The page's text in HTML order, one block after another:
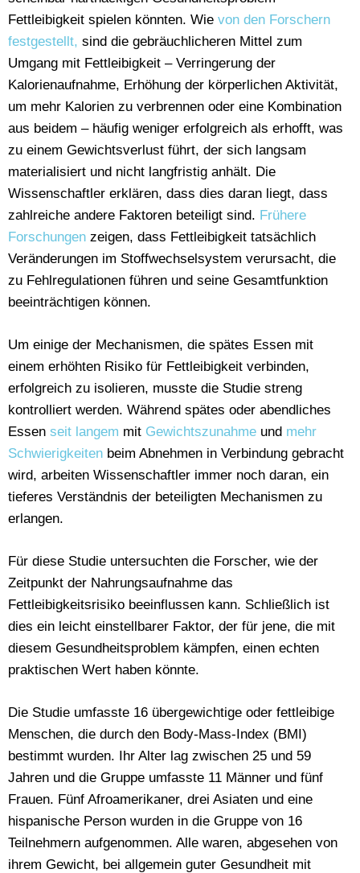
Fettleibigkeit spielen könnten. Wie von den Forschern
festgestellt, sind die gebräuchlicheren Mittel zum
Umgang mit Fettleibigkeit – Verringerung der
Kalorienaufnahme, Erhöhung der körperlichen Aktivität,
um mehr Kalorien zu verbrennen oder eine Kombination
aus beidem – häufig weniger erfolgreich als erhofft, was
zu einem Gewichtsverlust führt, der sich langsam
materialisiert und nicht langfristig anhält. Die
Wissenschaftler erklären, dass dies daran liegt, dass
zahlreiche andere Faktoren beteiligt sind. Frühere
Forschungen zeigen, dass Fettleibigkeit tatsächlich
Veränderungen im Stoffwechselsystem verursacht, die
zu Fehlregulationen führen und seine Gesamtfunktion
beeinträchtigen können.
Um einige der Mechanismen, die spätes Essen mit
einem erhöhten Risiko für Fettleibigkeit verbinden,
erfolgreich zu isolieren, musste die Studie streng
kontrolliert werden. Während spätes oder abendliches
Essen seit langem mit Gewichtszunahme und mehr
Schwierigkeiten beim Abnehmen in Verbindung gebracht
wird, arbeiten Wissenschaftler immer noch daran, ein
tieferes Verständnis der beteiligten Mechanismen zu
erlangen.
Für diese Studie untersuchten die Forscher, wie der
Zeitpunkt der Nahrungsaufnahme das
Fettleibigkeitsrisiko beeinflussen kann. Schließlich ist
dies ein leicht einstellbarer Faktor, der für jene, die mit
diesem Gesundheitsproblem kämpfen, einen echten
praktischen Wert haben könnte.
Die Studie umfasste 16 übergewichtige oder fettleibige
Menschen, die durch den Body-Mass-Index (BMI)
bestimmt wurden. Ihr Alter lag zwischen 25 und 59
Jahren und die Gruppe umfasste 11 Männer und fünf
Frauen. Fünf Afroamerikaner, drei Asiaten und eine
hispanische Person wurden in die Gruppe von 16
Teilnehmern aufgenommen. Alle waren, abgesehen von
ihrem Gewicht, bei allgemein guter Gesundheit mit